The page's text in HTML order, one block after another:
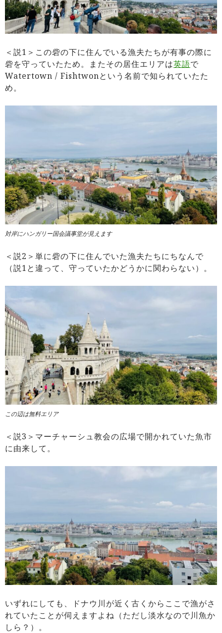
＜説1＞この砦の下に住んでいる漁夫たちが有事の際に
砦を守っていたため。またその居住エリアは英語で
Watertown / Fishtwonという名前で知られていたた
め。
対岸にハンガリー国会議事堂が見えます
＜説2＞単に砦の下に住んでいた漁夫たちにちなんで
（説1と違って、守っていたかどうかに関わらない）。
この辺は無料エリア
＜説3＞マーチャーシュ教会の広場で開かれていた魚市
に由来して。
いずれにしても、ドナウ川が近く古くからここで漁がさ
れていたことが伺えますよね（ただし淡水なので川魚か
しら？）。